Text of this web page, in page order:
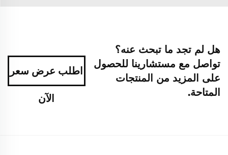
هل لم تجد ما تبحث عنه؟
تواصل مع مستشارينا للحصول
على المزيد من المنتجات
المتاحة.
اطلب عرض سعر
الآن